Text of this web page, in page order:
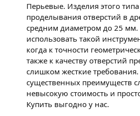
Перьевые. Изделия этого
проделывания отверстий в
средним диаметром до 25 мм.
использовать такой
когда к точности
также к качеству отверстий
слишком жесткие
существенных преимуществ
невысокую стоимость и
Купить выгодно у нас.